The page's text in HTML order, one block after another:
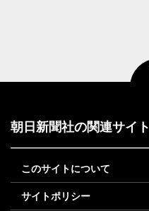
朝日新聞社の関連サイト
このサイトについて
サイトポリシー